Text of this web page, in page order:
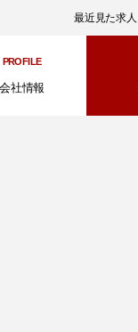
最近見た求人
PROFILE
会社情報